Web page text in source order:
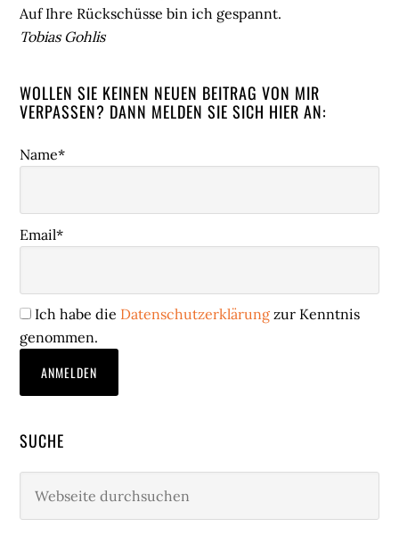
Auf Ihre Rückschüsse bin ich gespannt.
Tobias Gohlis
WOLLEN SIE KEINEN NEUEN BEITRAG VON MIR
VERPASSEN? DANN MELDEN SIE SICH HIER AN:
Name*
Email*
Ich habe die Datenschutzerklärung zur Kenntnis
genommen.
SUCHE
durchsuchen